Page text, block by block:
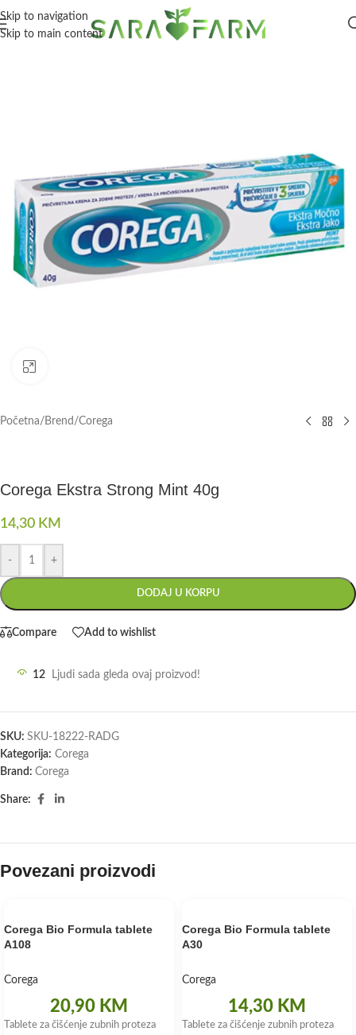
Skip to navigation
Skip to main content
Početna/ Brend /Corega
Corega Ekstra Strong Mint 40g
14,30 KM
- +
DODAJ U KORPU
Compare Add to wishlist
12 Ljudi sada gleda ovaj proizvod!
SKU: SKU-18222-RADG
Kategorija: Corega
Brand: Corega
Share:
Povezani proizvodi
Corega Bio Formula tablete
A108
Corega
20,90 KM
Tablete za čišćenje zubnih proteza
Corega Bio Formula tablete
A30
Corega
14,30 KM
Tablete za čišćenje zubnih proteza